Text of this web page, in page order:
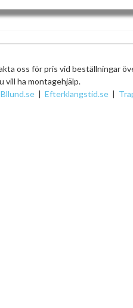
oss för pris vid beställningar
vill ha montagehjälp.
Bllund.se | Efterklangstid.se |